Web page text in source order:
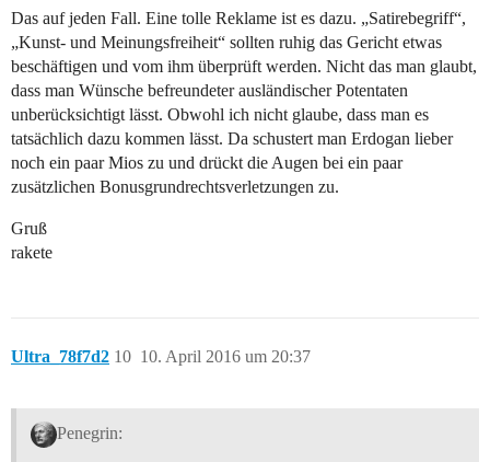
Das auf jeden Fall. Eine tolle Reklame ist es dazu. „Satirebegriff“,
„Kunst- und Meinungsfreiheit“ sollten ruhig das Gericht etwas
beschäftigen und vom ihm überprüft werden. Nicht das man glaubt,
dass man Wünsche befreundeter ausländischer Potentaten
unberücksichtigt lässt. Obwohl ich nicht glaube, dass man es
tatsächlich dazu kommen lässt. Da schustert man Erdogan lieber
noch ein paar Mios zu und drückt die Augen bei ein paar
zusätzlichen Bonusgrundrechtsverletzungen zu.
Gruß
rakete
Ultra_78f7d2 10. April 2016 um 20:37
10
Penegrin: